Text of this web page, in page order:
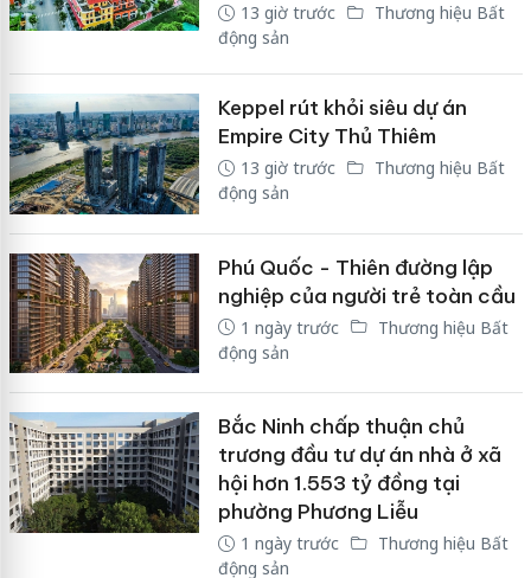
13 giờ trước
Thương hiệu Bất
động sản
Keppel rút khỏi siêu dự án
Empire City Thủ Thiêm
13 giờ trước
Thương hiệu Bất
động sản
Phú Quốc - Thiên đường lập
nghiệp của người trẻ toàn cầu
1 ngày trước
Thương hiệu Bất
động sản
Bắc Ninh chấp thuận chủ
trương đầu tư dự án nhà ở xã
hội hơn 1.553 tỷ đồng tại
phường Phương Liễu
1 ngày trước
Thương hiệu Bất
động sản